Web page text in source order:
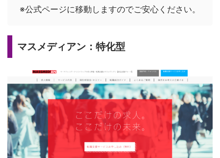
※公式ページに移動しますのでご安心ください。
マスメディアン：特化型